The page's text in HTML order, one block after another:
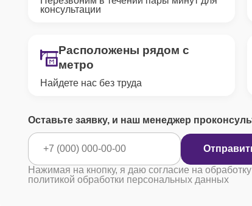
консультации
Расположены рядом с
метро
Найдете нас без труда
Оставьте заявку, и наш менеджер
Нажимая на кнопку, я даю согласие на
политикой обработки персональных данных